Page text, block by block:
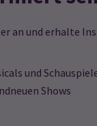
an und erhalte
und
Shows